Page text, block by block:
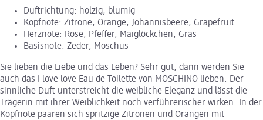
Duftrichtung: holzig, blumig
Kopfnote: Zitrone, Orange, Johannisbeere, Grapefruit
Herznote: Rose, Pfeffer, Maiglöckchen, Gras
Basisnote: Zeder, Moschus
Sie lieben die Liebe und das Leben? Sehr gut, dann werden Sie
auch das I love love Eau de Toilette von MOSCHINO lieben. Der
sinnliche Duft unterstreicht die weibliche Eleganz und lässt die
Trägerin mit ihrer Weiblichkeit noch verführerischer wirken. In der
Kopfnote paaren sich spritzige Zitronen und Orangen mit